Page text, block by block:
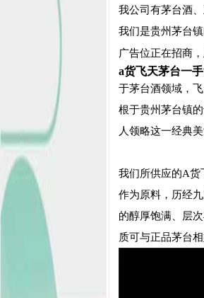
我公司有茅台酒
我们是贵州茅台
广告位正在招商，
a货飞天茅台一
于茅台酒领域，
根于贵州茅台镇
人领略这一经典
我们所供应的A货
作为原料，历经
的醇厚饱满、层
质可与正品茅台相